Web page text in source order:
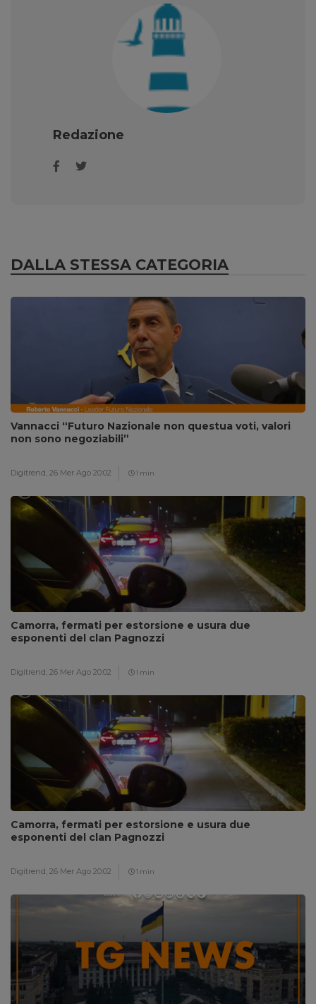
Redazione
DALLA STESSA CATEGORIA
Vannacci “Futuro Nazionale non questua voti, valori
non sono negoziabili”
Digitrend, 26 Mer Ago 20:02 1 min
Camorra, fermati per estorsione e usura due
esponenti del clan Pagnozzi
Digitrend, 26 Mer Ago 20:02 1 min
Camorra, fermati per estorsione e usura due
esponenti del clan Pagnozzi
Digitrend, 26 Mer Ago 20:02 1 min